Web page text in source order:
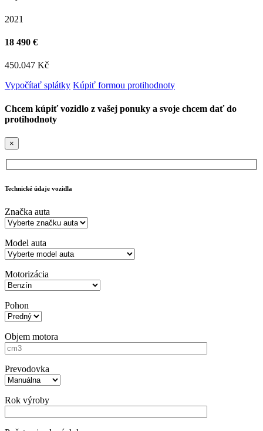
2021
18 490 €
450.047 Kč
Vypočítať splátky Kúpiť formou protihodnoty
Chcem kúpiť vozidlo z vašej ponuky a svoje chcem dať do
protihodnoty
×
Technické údaje vozidla
Značka auta
Model auta
Motorizácia
Pohon
Objem motora
Prevodovka
Rok výroby